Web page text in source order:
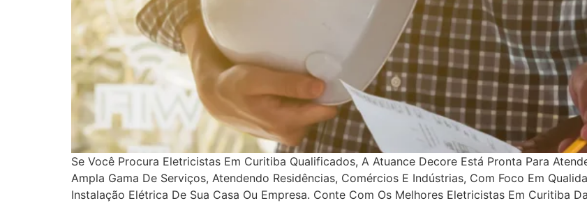
Se Você Procura Eletricistas Em Curitiba Qualificados, A Atuance Decore Está Pronta Para
Ampla Gama De Serviços, Atendendo Residências, Comércios E Indústrias, Com Foco Em
Instalação Elétrica De Sua Casa Ou Empresa. Conte Com Os Melhores Eletricistas Em Curitiba